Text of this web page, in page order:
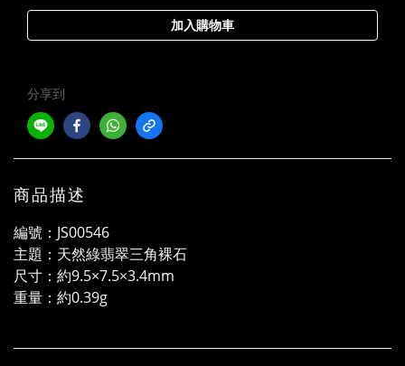
加入購物車
分享到
商品描述
編號：JS00546
主題：天然綠翡翠三角裸石
尺寸：約9.5×7.5×3.4mm
重量：約0.39g